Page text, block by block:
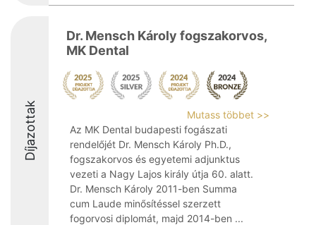
Díjazottak
Dr. Mensch Károly fogszakorvos,
MK Dental
Mutass többet >>
Az MK Dental budapesti fogászati
rendelőjét Dr. Mensch Károly Ph.D.,
fogszakorvos és egyetemi adjunktus
vezeti a Nagy Lajos király útja 60. alatt.
Dr. Mensch Károly 2011-ben Summa
cum Laude minősítéssel szerzett
fogorvosi diplomát, majd 2014-ben ...